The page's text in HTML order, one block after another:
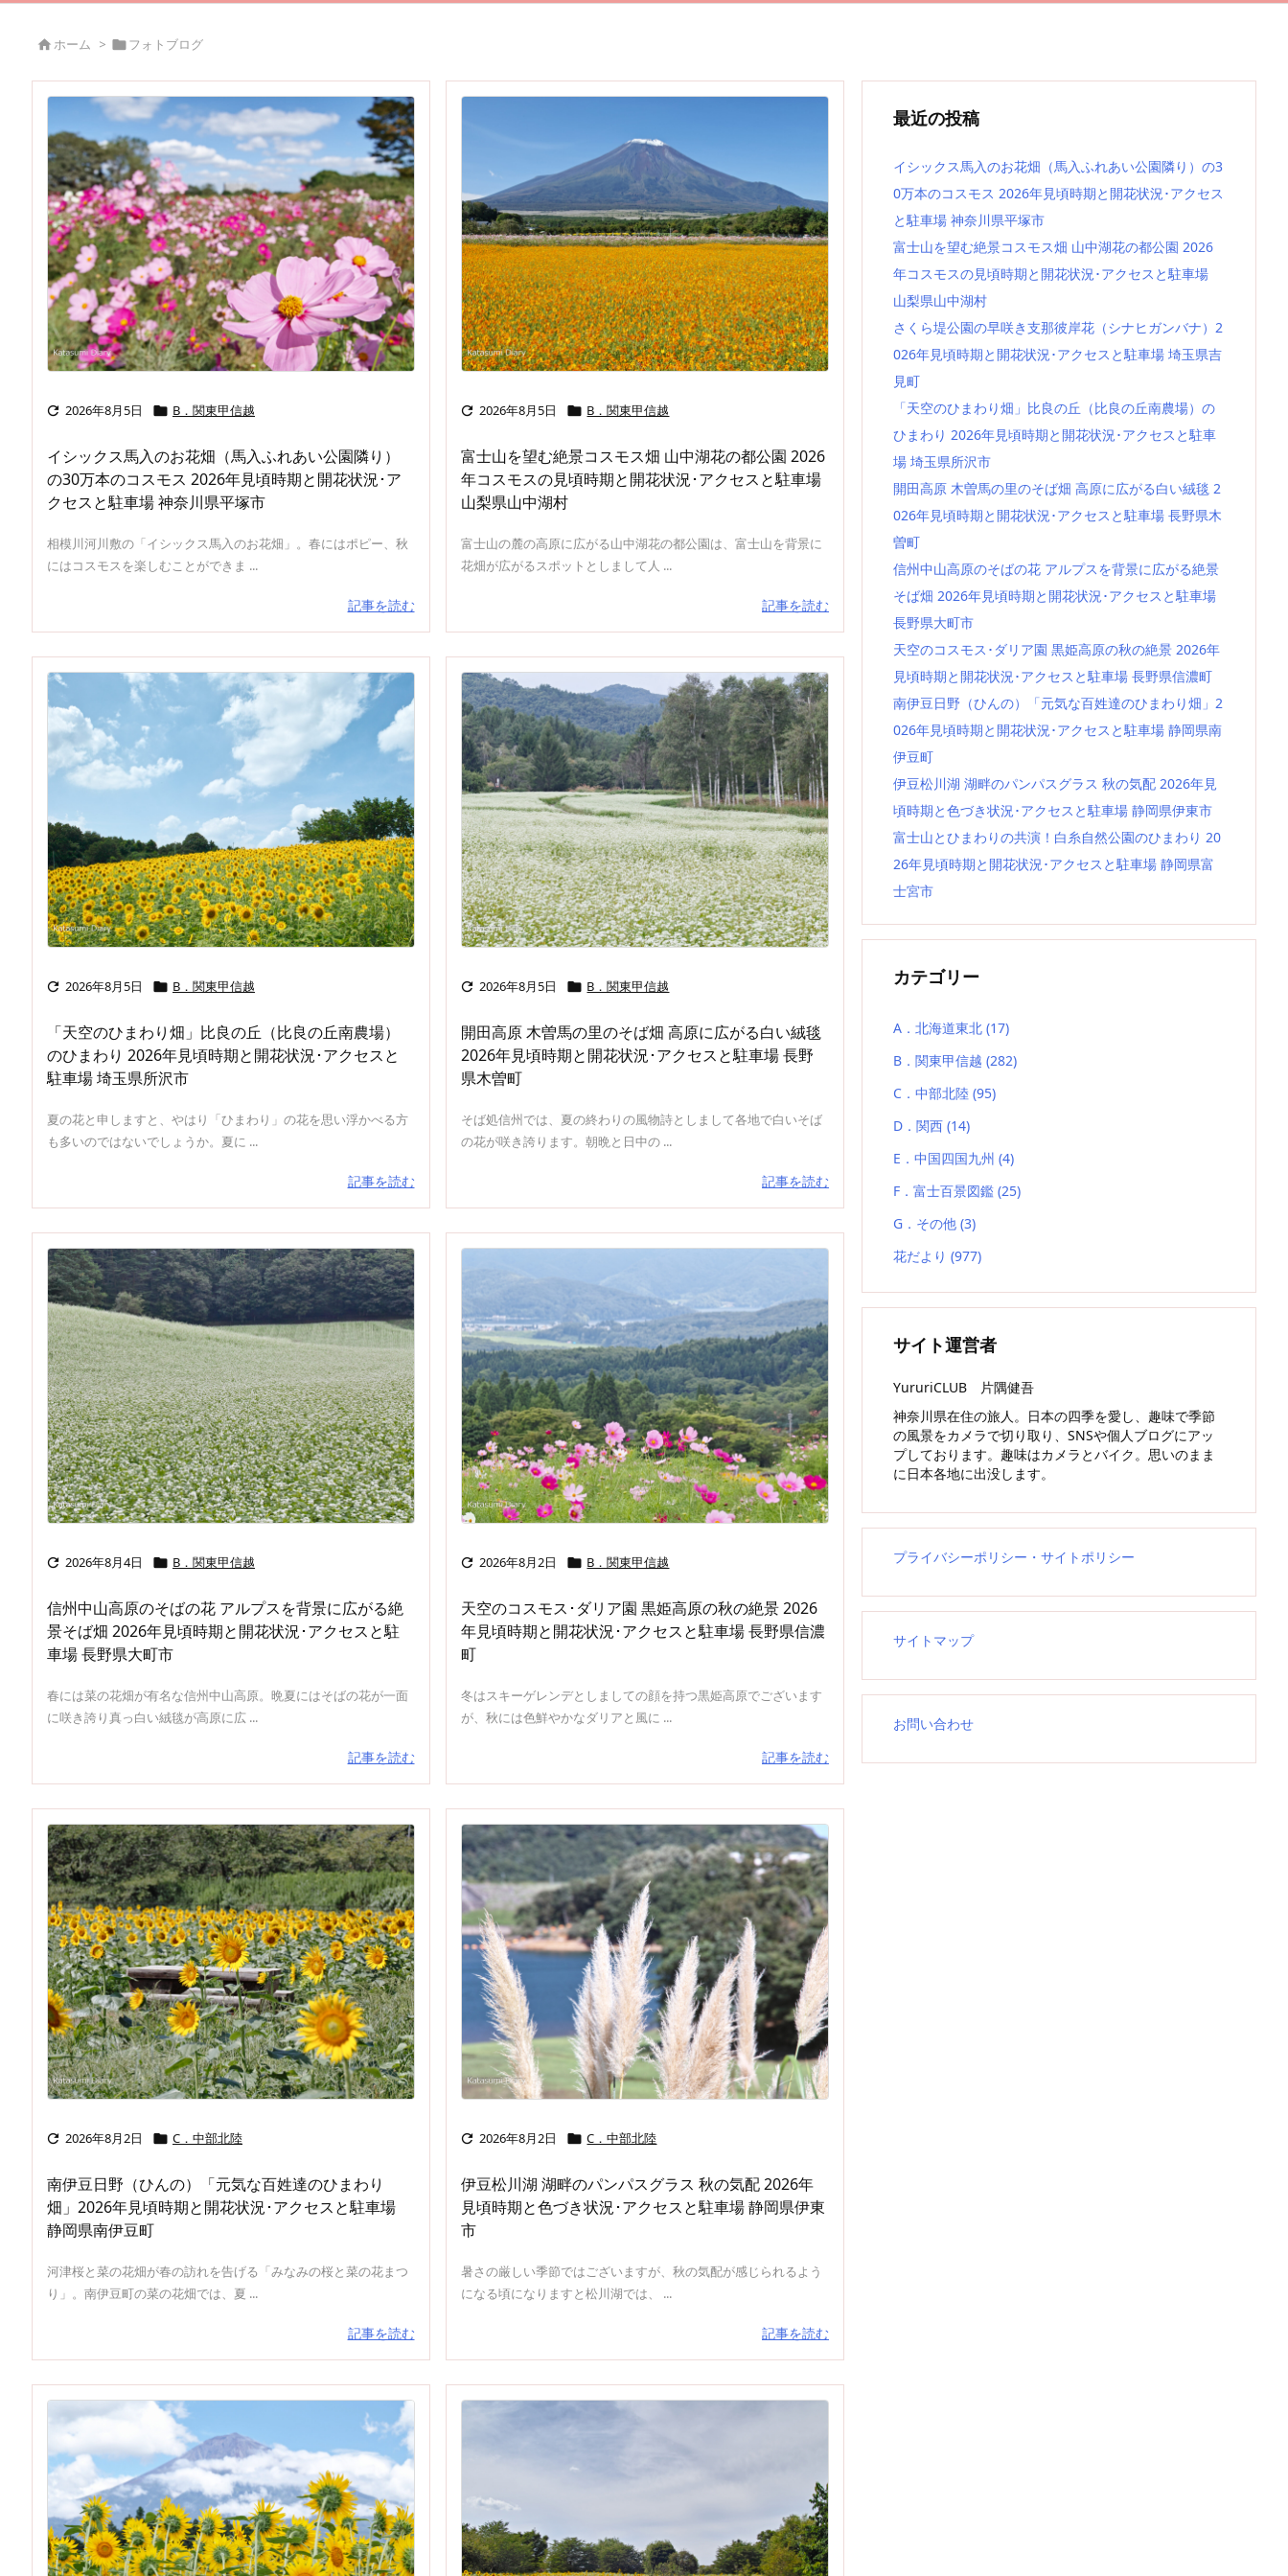
 ホーム > フォトブログ
 2026年8月5日  B．関東甲信越
イシックス馬入のお花畑（馬入ふれあい公園隣り）
の30万本のコスモス 2026年見頃時期と開花状況･ア
クセスと駐車場 神奈川県平塚市
相模川河川敷の「イシックス馬入のお花畑」。春にはポピー、秋
にはコスモスを楽しむことができま ...
記事を読む
 2026年8月5日  B．関東甲信越
富士山を望む絶景コスモス畑 山中湖花の都公園 2026
年コスモスの見頃時期と開花状況･アクセスと駐車場
山梨県山中湖村
富士山の麓の高原に広がる山中湖花の都公園は、富士山を背景に
花畑が広がるスポットとしまして人 ...
記事を読む
 2026年8月5日  B．関東甲信越
「天空のひまわり畑」比良の丘（比良の丘南農場）
のひまわり 2026年見頃時期と開花状況･アクセスと
駐車場 埼玉県所沢市
夏の花と申しますと、やはり「ひまわり」の花を思い浮かべる方
も多いのではないでしょうか。夏に ...
記事を読む
 2026年8月5日  B．関東甲信越
開田高原 木曽馬の里のそば畑 高原に広がる白い絨毯
2026年見頃時期と開花状況･アクセスと駐車場 長野
県木曽町
そば処信州では、夏の終わりの風物詩としまして各地で白いそば
の花が咲き誇ります。朝晩と日中の ...
記事を読む
 2026年8月4日  B．関東甲信越
信州中山高原のそばの花 アルプスを背景に広がる絶
景そば畑 2026年見頃時期と開花状況･アクセスと駐
車場 長野県大町市
春には菜の花畑が有名な信州中山高原。晩夏にはそばの花が一面
に咲き誇り真っ白い絨毯が高原に広 ...
記事を読む
 2026年8月2日  B．関東甲信越
天空のコスモス･ダリア園 黒姫高原の秋の絶景 2026
年見頃時期と開花状況･アクセスと駐車場 長野県信濃
町
冬はスキーゲレンデとしましての顔を持つ黒姫高原でございます
が、秋には色鮮やかなダリアと風に ...
記事を読む
 2026年8月2日  C．中部北陸
南伊豆日野（ひんの）「元気な百姓達のひまわり
畑」2026年見頃時期と開花状況･アクセスと駐車場
静岡県南伊豆町
河津桜と菜の花畑が春の訪れを告げる「みなみの桜と菜の花まつ
り」。南伊豆町の菜の花畑では、夏 ...
記事を読む
 2026年8月2日  C．中部北陸
伊豆松川湖 湖畔のパンパスグラス 秋の気配 2026年
見頃時期と色づき状況･アクセスと駐車場 静岡県伊東
市
暑さの厳しい季節ではございますが、秋の気配が感じられるよう
になる頃になりますと松川湖では、 ...
記事を読む
最近の投稿
イシックス馬入のお花畑（馬入ふれあい公園隣り）の3
0万本のコスモス 2026年見頃時期と開花状況･アクセス
と駐車場 神奈川県平塚市
富士山を望む絶景コスモス畑 山中湖花の都公園 2026
年コスモスの見頃時期と開花状況･アクセスと駐車場
山梨県山中湖村
さくら堤公園の早咲き支那彼岸花（シナヒガンバナ）2
026年見頃時期と開花状況･アクセスと駐車場 埼玉県吉
見町
「天空のひまわり畑」比良の丘（比良の丘南農場）の
ひまわり 2026年見頃時期と開花状況･アクセスと駐車
場 埼玉県所沢市
開田高原 木曽馬の里のそば畑 高原に広がる白い絨毯 2
026年見頃時期と開花状況･アクセスと駐車場 長野県木
曽町
信州中山高原のそばの花 アルプスを背景に広がる絶景
そば畑 2026年見頃時期と開花状況･アクセスと駐車場
長野県大町市
天空のコスモス･ダリア園 黒姫高原の秋の絶景 2026年
見頃時期と開花状況･アクセスと駐車場 長野県信濃町
南伊豆日野（ひんの）「元気な百姓達のひまわり畑」2
026年見頃時期と開花状況･アクセスと駐車場 静岡県南
伊豆町
伊豆松川湖 湖畔のパンパスグラス 秋の気配 2026年見
頃時期と色づき状況･アクセスと駐車場 静岡県伊東市
富士山とひまわりの共演！白糸自然公園のひまわり 20
26年見頃時期と開花状況･アクセスと駐車場 静岡県富
士宮市
カテゴリー
A．北海道東北 (17)
B．関東甲信越 (282)
C．中部北陸 (95)
D．関西 (14)
E．中国四国九州 (4)
F．富士百景図鑑 (25)
G．その他 (3)
花だより (977)
サイト運営者
YururiCLUB 片隅健吾
神奈川県在住の旅人。日本の四季を愛し、趣味で季節
の風景をカメラで切り取り、SNSや個人ブログにアッ
プしております。趣味はカメラとバイク。思いのまま
に日本各地に出没します。
プライバシーポリシー・サイトポリシー
サイトマップ
お問い合わせ